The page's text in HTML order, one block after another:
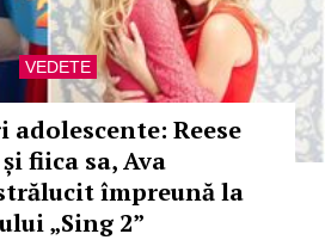
VEDETE
adolescente: Reese
fiica sa, Ava
împreună la
„Sing 2”